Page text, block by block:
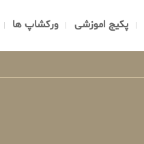
پکیج اموزشی ورکشاپ ها